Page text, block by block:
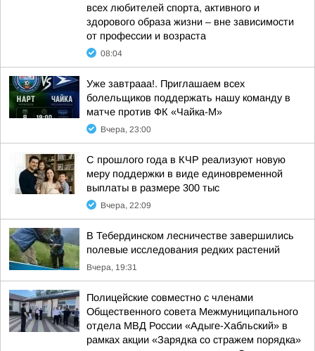
всех любителей спорта, активного и
здорового образа жизни – вне зависимости
от профессии и возраста
08:04
Уже завтрааа!. Приглашаем всех
болельщиков поддержать нашу команду в
матче против ФК «Чайка-М»
Вчера, 23:00
С прошлого года в КЧР реализуют новую
меру поддержки в виде единовременной
выплаты в размере 300 тыс
Вчера, 22:09
В Тебердинском лесничестве завершились
полевые исследования редких растений
Вчера, 19:31
Полицейские совместно с членами
Общественного совета Межмуниципального
отдела МВД России «Адыге-Хабльский» в
рамках акции «Зарядка со стражем порядка»